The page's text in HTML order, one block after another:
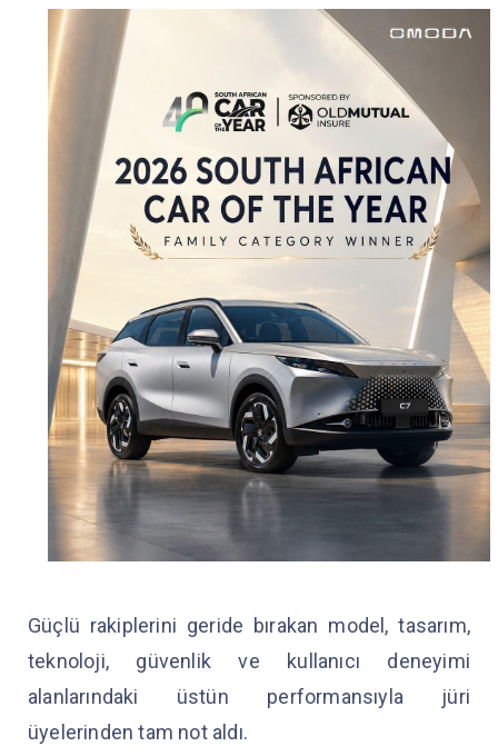
Güçlü rakiplerini geride bırakan model, tasarım,
teknoloji, güvenlik ve kullanıcı deneyimi
alanlarındaki üstün performansıyla jüri
üyelerinden tam not aldı.